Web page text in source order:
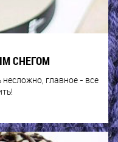
СНЕГОМ
главное - все